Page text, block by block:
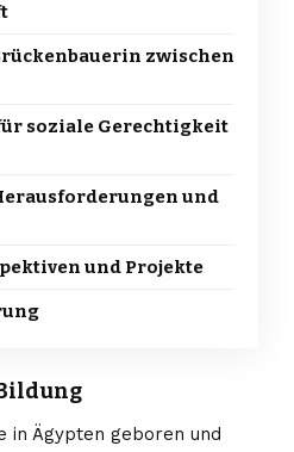
zwischen
soziale Gerechtigkeit
und
und Projekte
in Ägypten geboren und